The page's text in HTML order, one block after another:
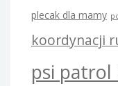
plecak dla mamy
koordynacji
psi